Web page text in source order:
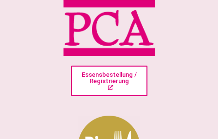
Essensbestellung /
Registrierung